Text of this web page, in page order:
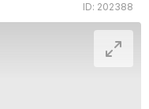
ID: 202388